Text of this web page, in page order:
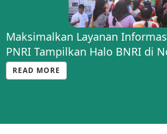
Maksimalkan Layanan
PNRI Tampilkan Halo BNRI di
READ MORE